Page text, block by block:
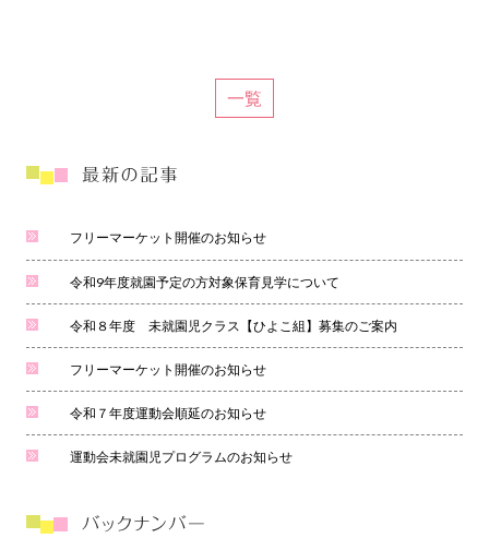
一覧
フリーマーケット開催のお知らせ
令和9年度就園予定の方対象保育見学について
令和８年度 未就園児クラス【ひよこ組】募集のご案内
フリーマーケット開催のお知らせ
令和７年度運動会順延のお知らせ
運動会未就園児プログラムのお知らせ